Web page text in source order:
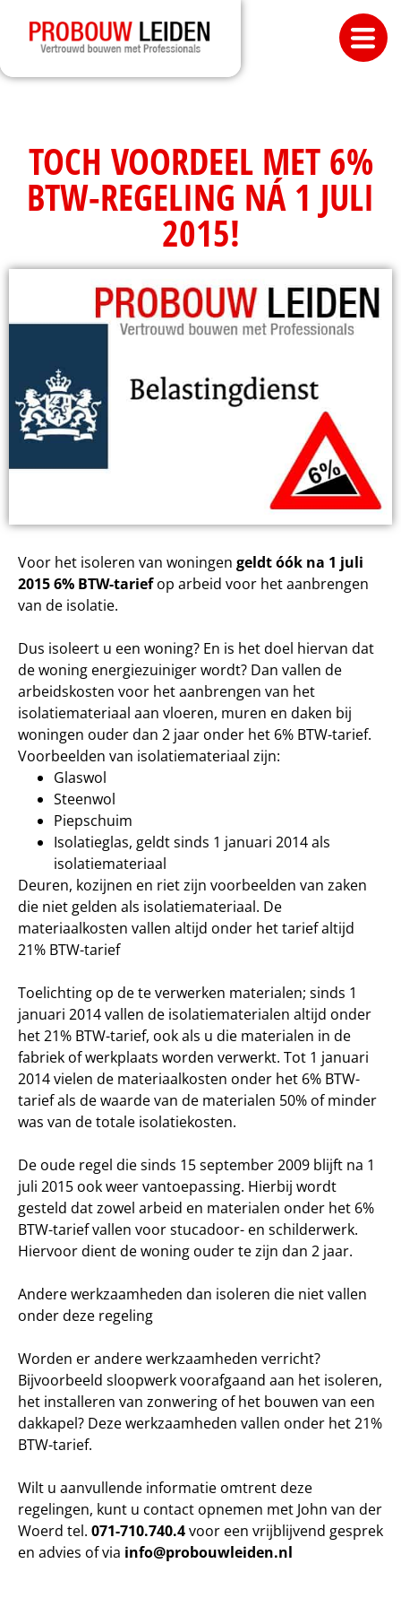
TOCH VOORDEEL MET 6%
BTW-REGELING NÁ 1 JULI
2015!
Voor het isoleren van woningen geldt óók na 1 juli
2015 6% BTW-tariefop arbeid voor het aanbrengen
van de isolatie.
Dus isoleert u een woning? En is het doel hiervan dat
de woning energiezuiniger wordt? Dan vallen de
arbeidskosten voor het aanbrengen van het
isolatiemateriaal aan vloeren, muren en daken bij
woningen ouder dan 2 jaar onder het 6% BTW-tarief.
Voorbeelden van isolatiemateriaal zijn:
Glaswol
Steenwol
Piepschuim
Isolatieglas, geldt sinds 1 januari 2014 als
isolatiemateriaal
Deuren, kozijnen en riet zijn voorbeelden van zaken
die niet gelden als isolatiemateriaal. De
materiaalkosten vallen altijd onder het tarief altijd
21% BTW-tarief
Toelichting op de te verwerken materialen; sinds 1
januari 2014 vallen de isolatiematerialen altijd onder
het 21% BTW-tarief, ook als u die materialen in de
fabriek of werkplaats worden verwerkt. Tot 1 januari
2014 vielen de materiaalkosten onder het 6% BTW-
tarief als de waarde van de materialen 50% of minder
was van de totale isolatiekosten.
De oude regel die sinds 15 september 2009 blijft na 1
juli 2015 ook weer vantoepassing. Hierbij wordt
gesteld dat zowel arbeid en materialen onder het 6%
BTW-tarief vallen voor stucadoor- en schilderwerk.
Hiervoor dient de woning ouder te zijn dan 2 jaar.
Andere werkzaamheden dan isoleren die niet vallen
onder deze regeling
Worden er andere werkzaamheden verricht?
Bijvoorbeeld sloopwerk voorafgaand aan het isoleren,
het installeren van zonwering of het bouwen van een
dakkapel? Deze werkzaamheden vallen onder het 21%
BTW-tarief.
Wilt u aanvullende informatie omtrent deze
regelingen, kunt u contact opnemen met John van der
Woerd tel. 071-710.740.4voor een vrijblijvend gesprek
en advies of via info@probouwleiden.nl